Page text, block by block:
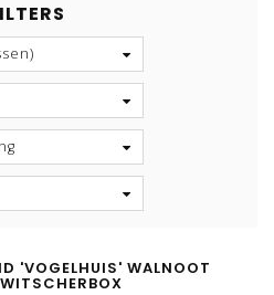
'VOGELHUIS' WALNOOT